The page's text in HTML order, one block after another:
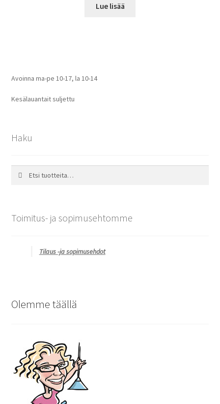
Lue lisää
Avoinna ma-pe 10-17, la 10-14
Kesälauantait suljettu
Haku
Toimitus- ja sopimusehtomme
Tilaus -ja sopimusehdot
Olemme täällä